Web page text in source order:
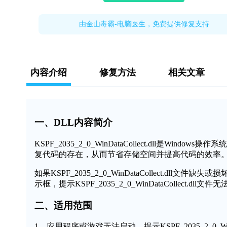
由金山毒霸-电脑医生，免费提供修复支持
内容介绍 修复方法 相关文章
一、DLL内容简介
KSPF_2035_2_0_WinDataCollect.dll是Windows操作
复代码的存在，从而节省存储空间并提高代码的效率
如果KSPF_2035_2_0_WinDataCollect.dll文件缺失或
示框，提示KSPF_2035_2_0_WinDataCollect.dll文件
二、适用范围